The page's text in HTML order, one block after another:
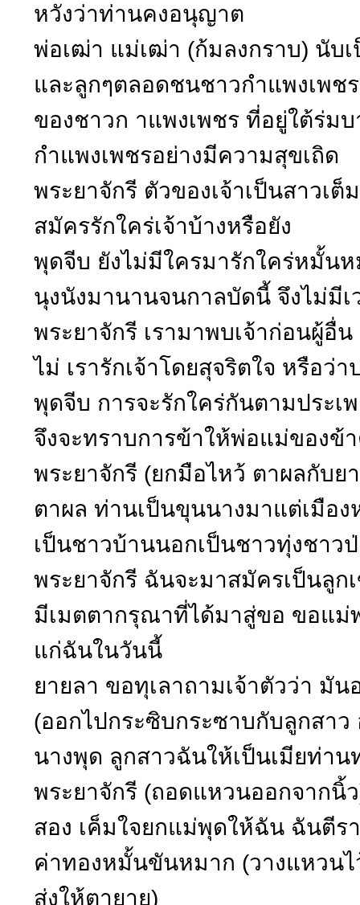
หวังว่าท่านคงอนุญาต
พ่อเฒ่า แม่เฒ่า (ก้มลงกราบ) นับ
และลูกๆตลอดชนชาวกำแพงเพ
ของชาวก าแพงเพชร ที่อยู่ใต้ร่ม
กำแพงเพชรอย่างมีความสุขเถิด
พระยาจักรี ตัวของเจ้าเป็นสาวเ
สมัครรักใคร่เจ้าบ้างหรือยัง
พุดจีบ ยังไม่มีใครมารักใคร่หมั้น
นุงนังมานานจนกาลบัดนี้ จึงไม่มีเ
พระยาจักรี เรามาพบเจ้าก่อนผู้อื่
ไม่ เรารักเจ้าโดยสุจริตใจ หรือว่า
พุดจีบ การจะรักใคร่กันตามประ
จึงจะทราบการข้าให้พ่อแม่ของข้
พระยาจักรี (ยกมือไหว้ ตาผลกับย
ตาผล ท่านเป็นขุนนางมาแต่เมือง
เป็นชาวบ้านนอกเป็นชาวทุ่งชาว
พระยาจักรี ฉันจะมาสมัครเป็นลู
มีเมตตากรุณาที่ได้มาสู่ขอ ขอแม่
แก่ฉันในวันนี้
ยายลา ขอทุเลาถามเจ้าตัวว่า มั
(ออกไปกระซิบกระซาบกับลูกสา
นางพุด ลูกสาวฉันให้เป็นเมียท่า
พระยาจักรี (ถอดแหวนออกจากนิ้
สอง เค็มใจยกแม่พุดให้ฉัน ฉันตีร
ค่าทองหมั้นขันหมาก (วางแหวน
ส่งให้ตายาย)